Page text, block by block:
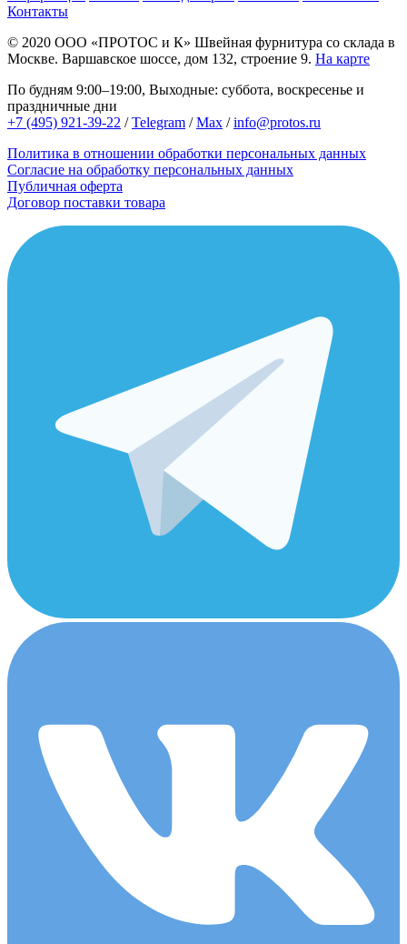
Контакты
© 2020 ООО «ПРОТОС и К» Швейная фурнитура со склада в
Москве. Варшавское шоссе, дом 132, строение 9. На карте
По будням 9:00–19:00, Выходные: суббота, воскресенье и
праздничные дни
+7 (495) 921-39-22 /Telegram /Max /info@protos.ru
Политика в отношении обработки персональных данных
Согласие на обработку персональных данных
Публичная оферта
Договор поставки товара